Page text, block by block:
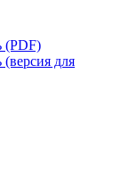
(PDF)
для